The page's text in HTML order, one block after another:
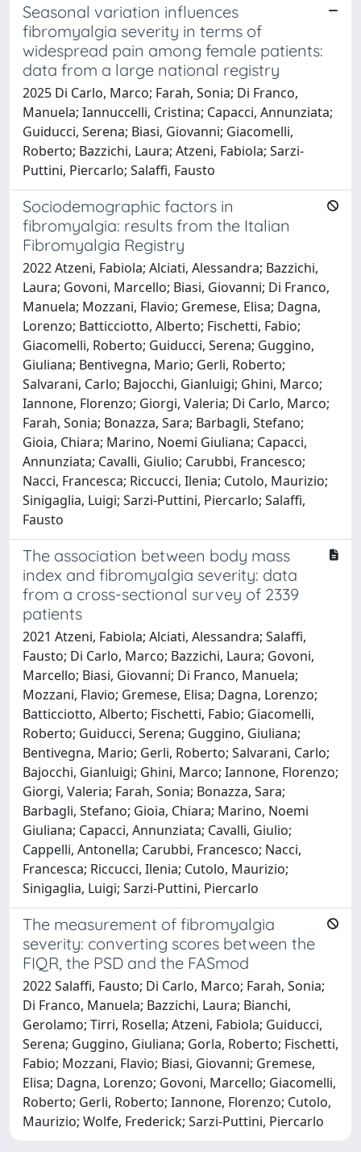
Seasonal variation influences
fibromyalgia severity in terms of
widespread pain among female patients:
data from a large national registry
2025 Di Carlo, Marco; Farah, Sonia; Di Franco,
Manuela; Iannuccelli, Cristina; Capacci, Annunziata;
Guiducci, Serena; Biasi, Giovanni; Giacomelli,
Roberto; Bazzichi, Laura; Atzeni, Fabiola; Sarzi-
Puttini, Piercarlo; Salaffi, Fausto
Sociodemographic factors in
fibromyalgia: results from the Italian
Fibromyalgia Registry
2022 Atzeni, Fabiola; Alciati, Alessandra; Bazzichi,
Laura; Govoni, Marcello; Biasi, Giovanni; Di Franco,
Manuela; Mozzani, Flavio; Gremese, Elisa; Dagna,
Lorenzo; Batticciotto, Alberto; Fischetti, Fabio;
Giacomelli, Roberto; Guiducci, Serena; Guggino,
Giuliana; Bentivegna, Mario; Gerli, Roberto;
Salvarani, Carlo; Bajocchi, Gianluigi; Ghini, Marco;
Iannone, Florenzo; Giorgi, Valeria; Di Carlo, Marco;
Farah, Sonia; Bonazza, Sara; Barbagli, Stefano;
Gioia, Chiara; Marino, Noemi Giuliana; Capacci,
Annunziata; Cavalli, Giulio; Carubbi, Francesco;
Nacci, Francesca; Riccucci, Ilenia; Cutolo, Maurizio;
Sinigaglia, Luigi; Sarzi-Puttini, Piercarlo; Salaffi,
Fausto
The association between body mass
index and fibromyalgia severity: data
from a cross-sectional survey of 2339
patients
2021 Atzeni, Fabiola; Alciati, Alessandra; Salaffi,
Fausto; Di Carlo, Marco; Bazzichi, Laura; Govoni,
Marcello; Biasi, Giovanni; Di Franco, Manuela;
Mozzani, Flavio; Gremese, Elisa; Dagna, Lorenzo;
Batticciotto, Alberto; Fischetti, Fabio; Giacomelli,
Roberto; Guiducci, Serena; Guggino, Giuliana;
Bentivegna, Mario; Gerli, Roberto; Salvarani, Carlo;
Bajocchi, Gianluigi; Ghini, Marco; Iannone, Florenzo;
Giorgi, Valeria; Farah, Sonia; Bonazza, Sara;
Barbagli, Stefano; Gioia, Chiara; Marino, Noemi
Giuliana; Capacci, Annunziata; Cavalli, Giulio;
Cappelli, Antonella; Carubbi, Francesco; Nacci,
Francesca; Riccucci, Ilenia; Cutolo, Maurizio;
Sinigaglia, Luigi; Sarzi-Puttini, Piercarlo
The measurement of fibromyalgia
severity: converting scores between the
FIQR, the PSD and the FASmod
2022 Salaffi, Fausto; Di Carlo, Marco; Farah, Sonia;
Di Franco, Manuela; Bazzichi, Laura; Bianchi,
Gerolamo; Tirri, Rosella; Atzeni, Fabiola; Guiducci,
Serena; Guggino, Giuliana; Gorla, Roberto; Fischetti,
Fabio; Mozzani, Flavio; Biasi, Giovanni; Gremese,
Elisa; Dagna, Lorenzo; Govoni, Marcello; Giacomelli,
Roberto; Gerli, Roberto; Iannone, Florenzo; Cutolo,
Maurizio; Wolfe, Frederick; Sarzi-Puttini, Piercarlo